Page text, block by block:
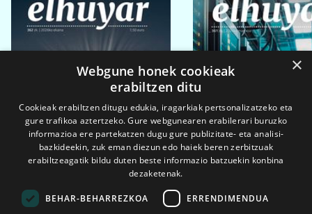
×
Webgune honek cookieak
erabiltzen ditu
Cookieak erabiltzen ditugu edukia, iragarkiak pertsonalizatzeko eta
gure trafikoa aztertzeko. Gure webgunearen erabilerari buruzko
informazioa ere partekatzen dugu gure publizitate- eta analisi-
bazkideekin, zuk eman diezun edo haiek beren zerbitzuak
erabiltzeagatik bildu duten beste informazio batzuekin konbina
dezaketenak.
BEHAR-BEHARREZKOA ERRENDIMENDUA